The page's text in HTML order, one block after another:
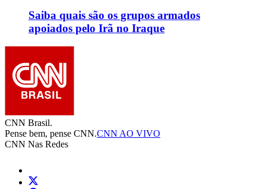
Saiba quais são os grupos armados
apoiados pelo Irã no Iraque
CNN Brasil.
Pense bem, pense CNN.CNN AO VIVO
CNN Nas Redes